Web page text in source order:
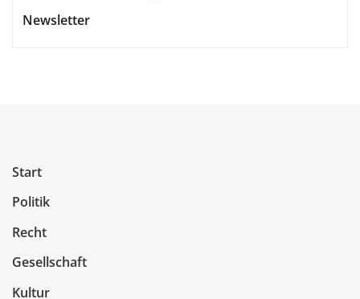
Newsletter
Start
Politik
Recht
Gesellschaft
Kultur